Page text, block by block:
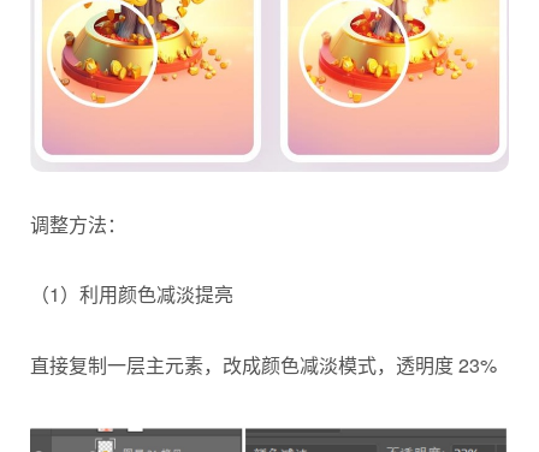
调整方法：
（1）利用颜色减淡提亮
直接复制一层主元素，改成颜色减淡模式，透明度 23%